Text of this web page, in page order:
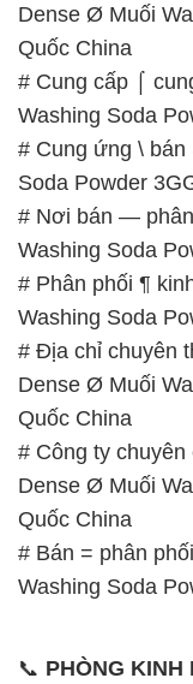
Dense Ø Muối
Quốc China
# Cung cấp ⌠
Washing Soda
# Cung ứng \ bán
Soda Powder
# Nơi bán —
Washing Soda
# Phân phối ¶
Washing Soda
# Địa chỉ chuyên
Dense Ø Muối
Quốc China
# Công ty chuyên
Dense Ø Muối
Quốc China
# Bán = phân
Washing Soda
📞 PHÒNG KINH